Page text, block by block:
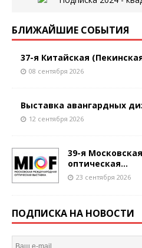
БЛИЖАЙШИЕ СОБЫТИЯ
37-я Китайская
08 сентября 2026
Выставка авангардных
12 сентября 2026
39-я
оптическая...
23 сентября 2026
ПОДПИСКА НА НОВОСТИ